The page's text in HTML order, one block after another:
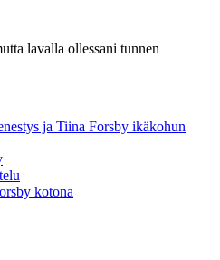
lavalla ollessani tunnen
ja Tiina Forsby ikäkohun
kotona